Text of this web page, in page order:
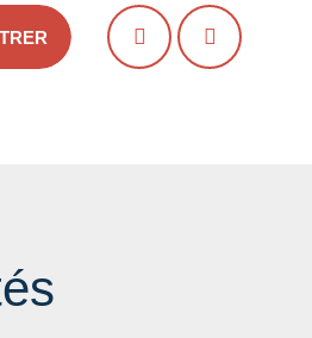
PRÉCÉDENTSUIVANT